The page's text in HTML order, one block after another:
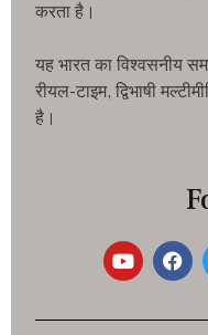
करता है।
यह भारत का विश्वसनीय
रीयल-टाइम, द्विभाषी
है।